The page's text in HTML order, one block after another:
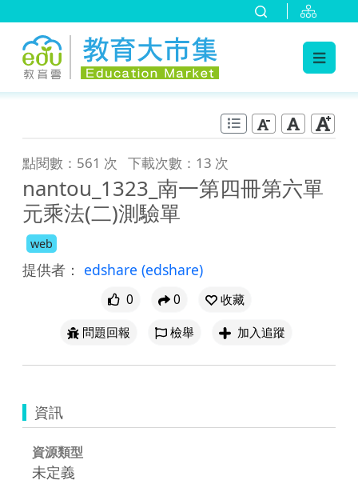
點閱數：561 次 下載次數：13 次
nantou_1323_南一第四冊第六單
元乘法(二)測驗單
web
提供者： edshare (edshare)
0 0
收藏
問題回報
檢舉 加入追蹤
資訊
資源類型
未定義